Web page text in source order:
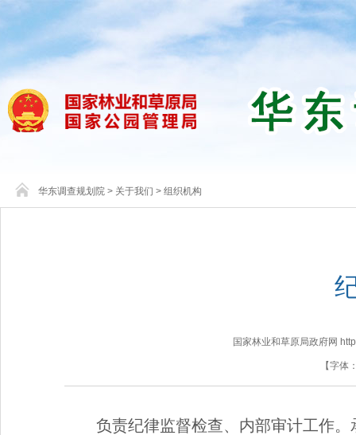
华东调查规划院 > 关于我们 > 组织机构
国家林业和草原局政府网
【字体
负责纪律监督检查、内部审计工作